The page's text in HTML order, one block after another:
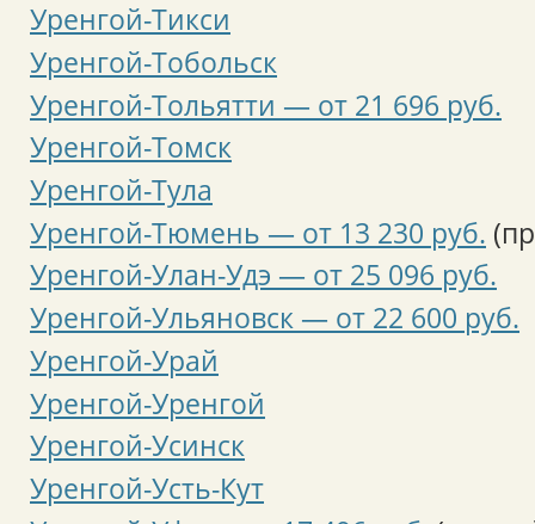
Уренгой-Тикси
Уренгой-Тобольск
Уренгой-Тольятти — от 21 696 руб.
Уренгой-Томск
Уренгой-Тула
Уренгой-Тюмень — от 13 230 руб.
Уренгой-Улан-Удэ — от 25 096 руб.
Уренгой-Ульяновск — от 22 600 руб.
Уренгой-Урай
Уренгой-Уренгой
Уренгой-Усинск
Уренгой-Усть-Кут